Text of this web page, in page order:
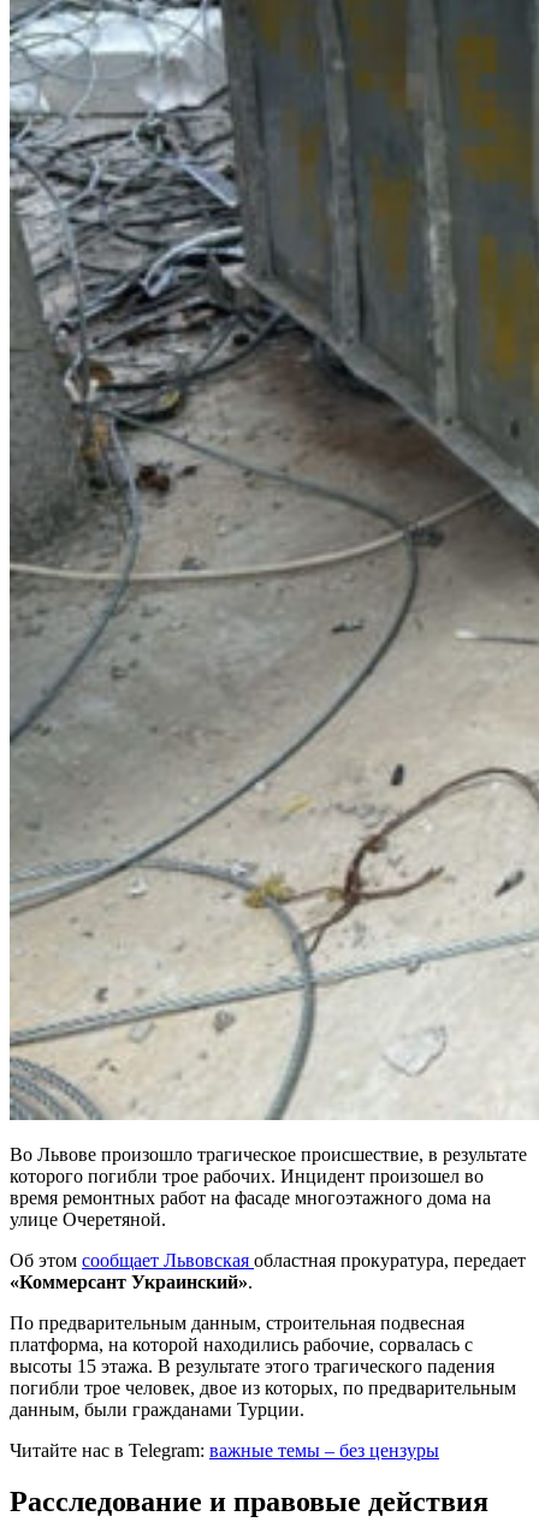
Во Львове произошло трагическое происшествие, в результате
которого погибли трое рабочих. Инцидент произошел во
время ремонтных работ на фасаде многоэтажного дома на
улице Очеретяной.
Об этом сообщает Львовская областная прокуратура, передает
«Коммерсант Украинский».
По предварительным данным, строительная подвесная
платформа, на которой находились рабочие, сорвалась с
высоты 15 этажа. В результате этого трагического падения
погибли трое человек, двое из которых, по предварительным
данным, были гражданами Турции.
Читайте нас в Telegram: важные темы – без цензуры
Расследование и правовые действия